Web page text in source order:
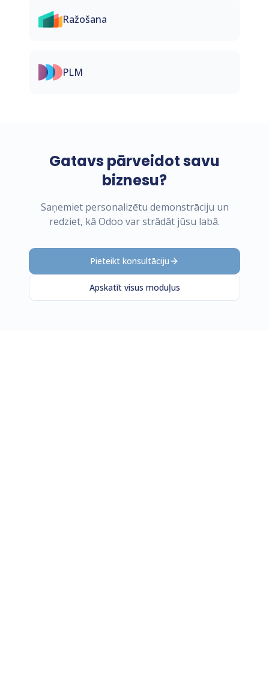
Ražošana
PLM
Gatavs pārveidot savu
biznesu?
Saņemiet personalizētu demonstrāciju un
redziet, kā Odoo var strādāt jūsu labā.
Pieteikt konsultāciju
Apskatīt visus moduļus